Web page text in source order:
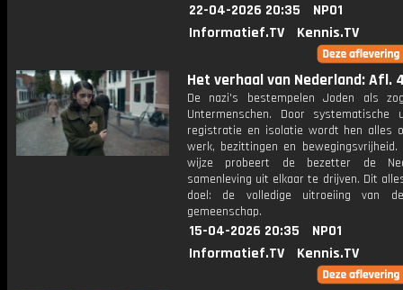
22-04-2026 20:35
NPO1
Informatief.TV
Kennis.TV
Het verhaal van Nederland: Afl.
De nazi's bestempelen Joden als
Untermenschen. Door systematische
registratie en isolatie wordt hen alles
werk, bezittingen en bewegingsvrijheid.
wijze probeert de bezetter de
samenleving uit elkaar te drijven. Dit
doel: de volledige uitroeiing van
gemeenschap.
15-04-2026 20:35
NPO1
Informatief.TV
Kennis.TV